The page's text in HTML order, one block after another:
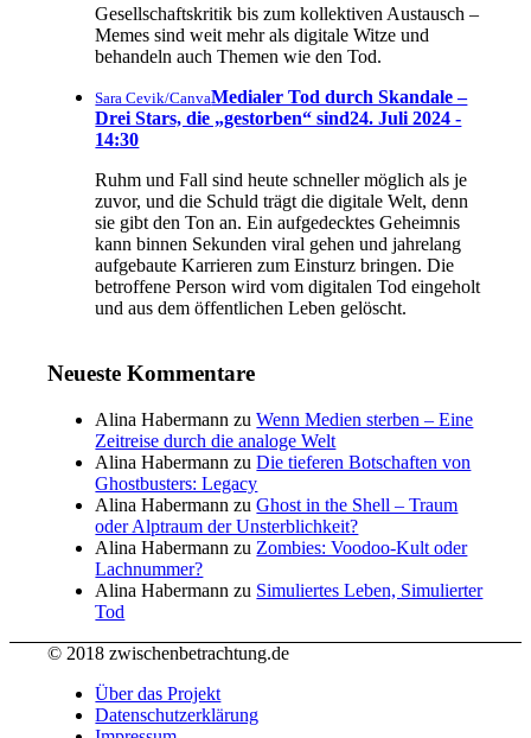
Gesellschaftskritik bis zum kollektiven Austausch –
Memes sind weit mehr als digitale Witze und
behandeln auch Themen wie den Tod.
Sara Cevik/CanvaMedialer Tod durch Skandale –
Drei Stars, die „gestorben“ sind24. Juli 2024 -
14:30
Ruhm und Fall sind heute schneller möglich als je
zuvor, und die Schuld trägt die digitale Welt, denn
sie gibt den Ton an. Ein aufgedecktes Geheimnis
kann binnen Sekunden viral gehen und jahrelang
aufgebaute Karrieren zum Einsturz bringen. Die
betroffene Person wird vom digitalen Tod eingeholt
und aus dem öffentlichen Leben gelöscht.
Neueste Kommentare
Alina Habermann zuWenn Medien sterben – Eine
Zeitreise durch die analoge Welt
Alina Habermann zuDie tieferen Botschaften von
Ghostbusters: Legacy
Alina Habermann zuGhost in the Shell – Traum
oder Alptraum der Unsterblichkeit?
Alina Habermann zu Zombies: Voodoo-Kult oder
Lachnummer?
Alina Habermann zu Simuliertes Leben, Simulierter
Tod
© 2018 zwischenbetrachtung.de
Über das Projekt
Datenschutzerklärung